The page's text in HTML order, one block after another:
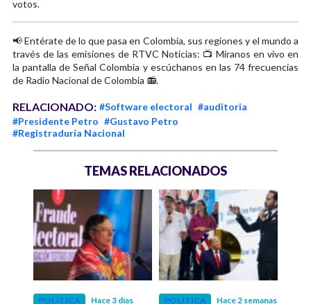
votos.
📢 Entérate de lo que pasa en Colombia, sus regiones y el mundo a
través de las emisiones de RTVC Noticias: 📺 Míranos en vivo en
la pantalla de Señal Colombia y escúchanos en las 74 frecuencias
de Radio Nacional de Colombia 📻.
RELACIONADO: #Software electoral #auditoria
#Presidente Petro #Gustavo Petro
#Registraduría Nacional
TEMAS RELACIONADOS
POLÍTICA Hace 3 días POLÍTICA Hace 2 semanas